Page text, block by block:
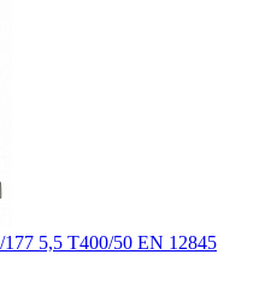
5,5 T400/50 EN 12845